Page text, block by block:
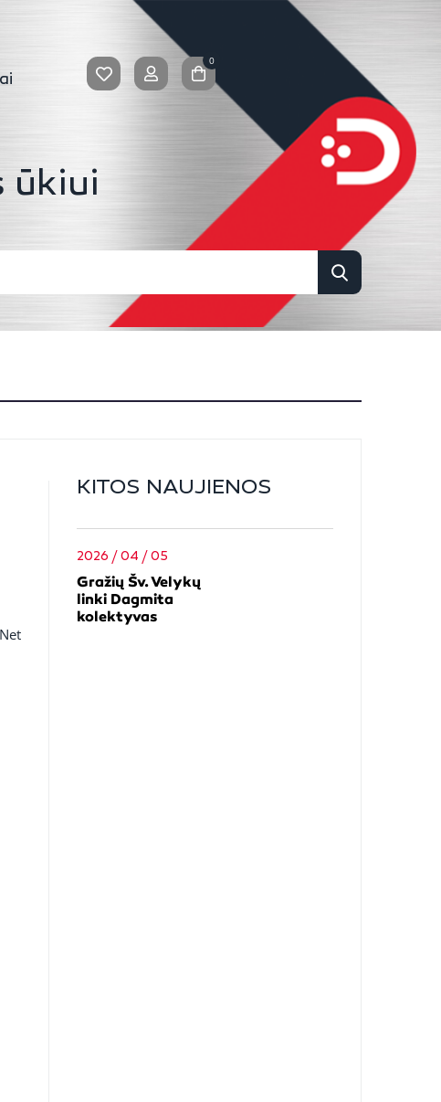
0
ūkiui
KITOS NAUJIENOS
2026 / 04 / 05
Gražių Šv. Velykų
linki Dagmita
kolektyvas